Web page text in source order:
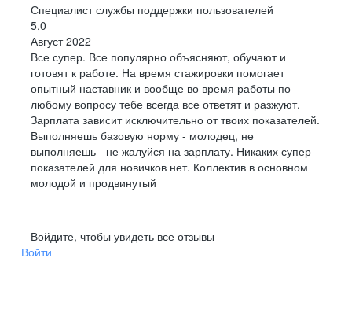
Специалист службы поддержки пользователей
5,0
Август 2022
Все супер. Все популярно объясняют, обучают и
готовят к работе. На время стажировки помогает
опытный наставник и вообще во время работы по
любому вопросу тебе всегда все ответят и разжуют.
Зарплата зависит исключительно от твоих показателей.
Выполняешь базовую норму - молодец, не
выполняешь - не жалуйся на зарплату. Никаких супер
показателей для новичков нет. Коллектив в основном
молодой и продвинутый
Войдите, чтобы увидеть все отзывы
Войти